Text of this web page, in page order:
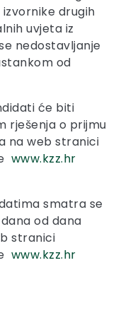
drugih
uvjeta iz
nedostavljanje
od
će biti
rješenja o prijmu
na web stranici
www.kzz.hr
smatra se
od dana
stranici
www.kzz.hr